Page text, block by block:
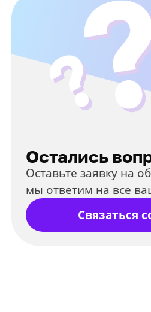
Остались
Оставьте заявку на
мы ответим на все
Связаться